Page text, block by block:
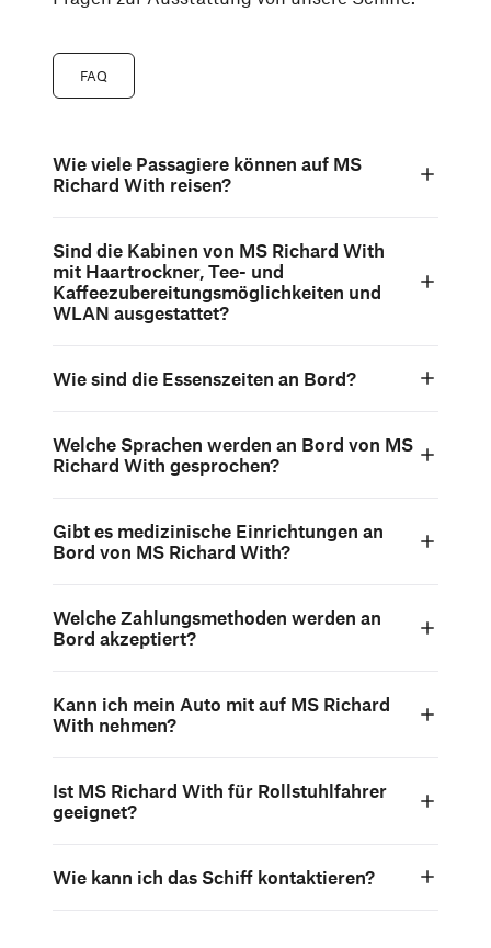
FAQ
Wie viele Passagiere können auf MS
Richard With reisen?
Sind die Kabinen von MS Richard With
mit Haartrockner, Tee- und
Kaffeezubereitungsmöglichkeiten und
WLAN ausgestattet?
Wie sind die Essenszeiten an Bord?
Welche Sprachen werden an Bord von MS
Richard With gesprochen?
Gibt es medizinische Einrichtungen an
Bord von MS Richard With?
Welche Zahlungsmethoden werden an
Bord akzeptiert?
Kann ich mein Auto mit auf MS Richard
With nehmen?
Ist MS Richard With für Rollstuhlfahrer
geeignet?
Wie kann ich das Schiff kontaktieren?